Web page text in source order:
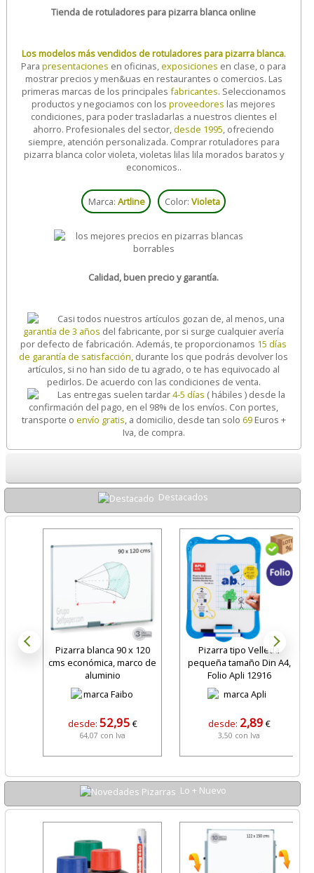
Tienda de rotuladores para pizarra blanca online
Los modelos más vendidos de rotuladores para pizarra blanca.
Parapresentaciones en oficinas,exposiciones en clase, o para
mostrar precios y men&uas en restaurantes o comercios. Las
primeras marcas de los principales fabricantes. Seleccionamos
productos y negociamos con losproveedores las mejores
condiciones, para poder trasladarlas a nuestros clientes el
ahorro. Profesionales del sector,desde 1995 , ofreciendo
siempre, atención personalizada. Comprar rotuladores para
pizarra blanca color violeta, violetas lilas lila morados baratos y
economicos..
Marca:Artline Color:Violeta
Calidad, buen precio y garantía.
Casi todos nuestros artículos gozan de, al menos, una
garantía de 3 años del fabricante, por si surge cualquier avería
por defecto de fabricación. Además, te proporcionamos 15 días
de garantía de satisfacción, durante los que podrás devolver los
artículos, si no han sido de tu agrado, o te has equivocado al
pedirlos. De acuerdo con las condiciones de venta.
Las entregas suelen tardar4-5 días ( hábiles ) desde la
confirmación del pago, en el 98% de los envíos. Con portes,
transporte o envío gratis , a domicilio, desde tan solo 69Euros +
Iva, de compra.
Destacados
Pizarra blanca 90 x 120
cms económica, marco de
aluminio
desde: 52,95 €
64,07 con Iva
Pizarra tipo Velleda
pequeña tamaño Din A4,
Folio Apli 12916
desde: 2,89 €
3,50 con Iva
Lo + Nuevo